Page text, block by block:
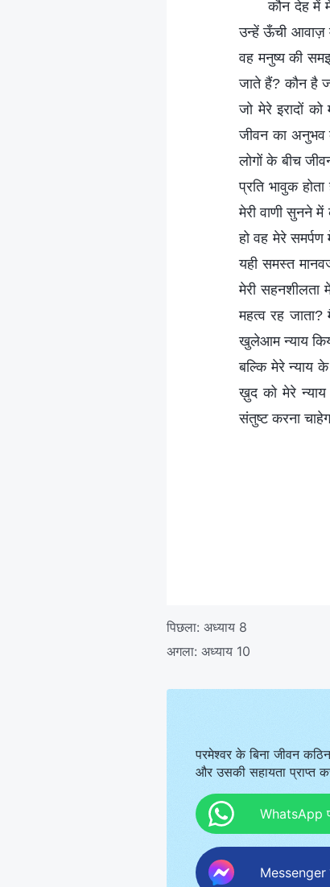
कौन देह में
उन्हें ऊँची आवाज़
वह मनुष्य की
जाते हैं? कौन है
जो मेरे इरादों
जीवन का अनुभव
लोगों के बीच
प्रति भावुक
मेरी वाणी सुनने
हो वह मेरे
यही समस्त
मेरी सहनशीलता
महत्व रह
खुलेआम न्याय
बल्कि मेरे न्याय
ख़ुद को मेरे न्याय
संतुष्ट करना
पिछला: अध्याय 8
अगला: अध्याय 10
परमेश्वर के बिना जीवन
और उसकी सहायता प्राप्त
WhatsApp
Messenger